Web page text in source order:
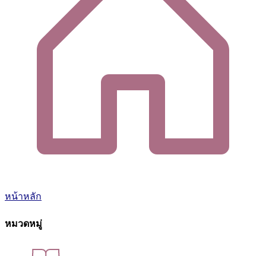
หน้าหลัก
หมวดหมู่